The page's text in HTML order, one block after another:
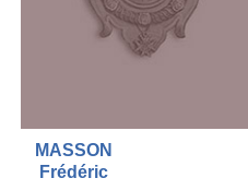
MASSON
Frédéric